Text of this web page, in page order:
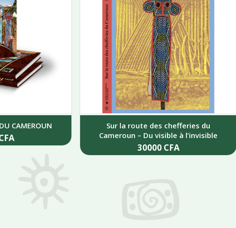
CAMEROUN
Sur la route des chefferies du
Cameroun – Du visible à l’invisible
30000 CFA